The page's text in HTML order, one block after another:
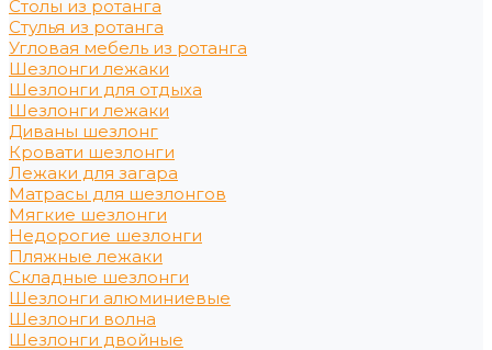
Столы из ротанга
Стулья из ротанга
Угловая мебель из ротанга
Шезлонги лежаки
Шезлонги для отдыха
Шезлонги лежаки
Диваны шезлонг
Кровати шезлонги
Лежаки для загара
Матрасы для шезлонгов
Мягкие шезлонги
Недорогие шезлонги
Пляжные лежаки
Складные шезлонги
Шезлонги алюминиевые
Шезлонги волна
Шезлонги двойные